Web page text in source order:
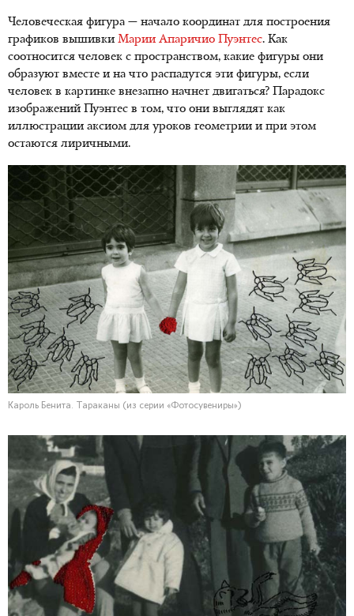
Человеческая фигура — начало координат для построения
графиков вышивки Марии Апаричио Пуэнтес. Как
соотносится человек с пространством, какие фигуры они
образуют вместе и на что распадутся эти фигуры, если
человек в картинке внезапно начнет двигаться? Парадокс
изображений Пуэнтес в том, что они выглядят как
иллюстрации аксиом для уроков геометрии и при этом
остаются лиричными.
Кароль Бенита. Тараканы (из серии «Фотосувениры»)